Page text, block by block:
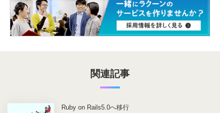
関連記事
Ruby on Rails5.0へ移行